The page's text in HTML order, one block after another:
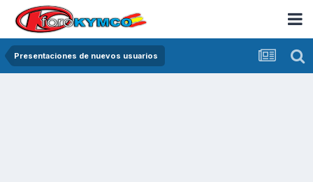
Presentaciones de nuevos usuarios